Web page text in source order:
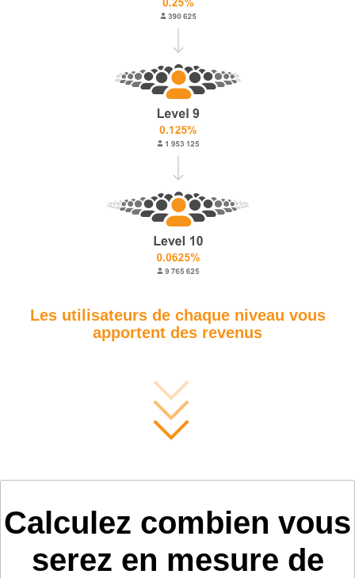
Les utilisateurs de chaque niveau vous
apportent des revenus
Calculez combien vous
serez en mesure de